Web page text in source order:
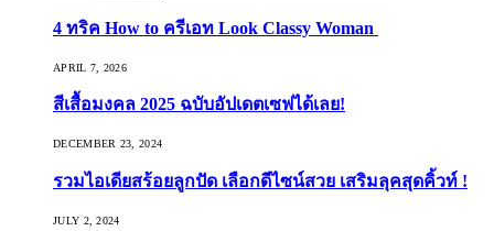
4 ทริค How to ครีเอท Look Classy Woman
APRIL 7, 2026
สีเสื้อมงคล 2025 ฉบับอัปเดตเซฟได้เลย!
DECEMBER 23, 2024
รวมไอเดียสร้อยลูกปัด เลือกดีไซน์สวย เสริมลุคสุดคิ้วท์ !
JULY 2, 2024